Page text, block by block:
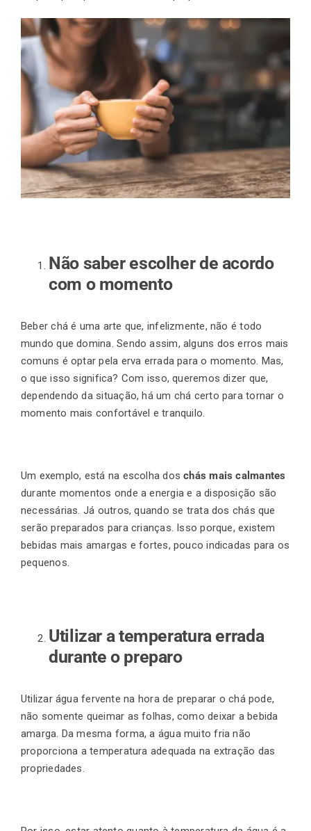
Não saber escolher de acordo
com o momento
Beber chá é uma arte que, infelizmente, não é todo
mundo que domina. Sendo assim, alguns dos erros mais
comuns é optar pela erva errada para o momento. Mas,
o que isso significa? Com isso, queremos dizer que,
dependendo da situação, há um chá certo para tornar o
momento mais confortável e tranquilo.
Um exemplo, está na escolha doschás mais calmantes
durante momentos onde a energia e a disposição são
necessárias. Já outros, quando se trata dos chás que
serão preparados para crianças. Isso porque, existem
bebidas mais amargas e fortes, pouco indicadas para os
pequenos.
Utilizar a temperatura errada
durante o preparo
Utilizar água fervente na hora de preparar o chá pode,
não somente queimar as folhas, como deixar a bebida
amarga. Da mesma forma, a água muito fria não
proporciona a temperatura adequada na extração das
propriedades.